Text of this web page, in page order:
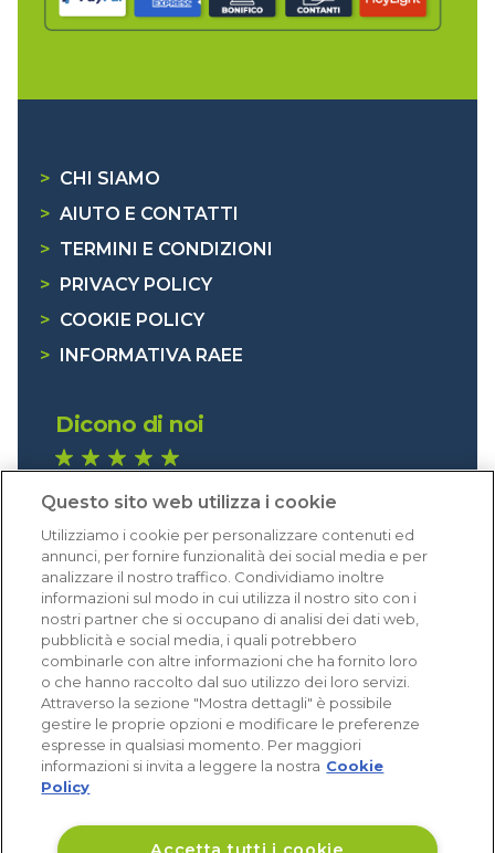
> CHI SIAMO
> AIUTO E CONTATTI
> TERMINI E CONDIZIONI
>
PRIVACY POLICY
> COOKIE POLICY
>
INFORMATIVA RAEE
Dicono di noi
Eccellente (4,8)
Acquisti verificati
Questo sito web utilizza i cookie
Utilizziamo i cookie per personalizzare contenuti ed
annunci, per fornire funzionalità dei social media e per
analizzare il nostro traffico. Condividiamo inoltre
informazioni sul modo in cui utilizza il nostro sito con i
nostri partner che si occupano di analisi dei dati web,
pubblicità e social media, i quali potrebbero
combinarle con altre informazioni che ha fornito loro
o che hanno raccolto dal suo utilizzo dei loro servizi.
Attraverso la sezione "Mostra dettagli" è possibile
gestire le proprie opzioni e modificare le preferenze
espresse in qualsiasi momento. Per maggiori
informazioni si invita a leggere la nostra Cookie
Policy